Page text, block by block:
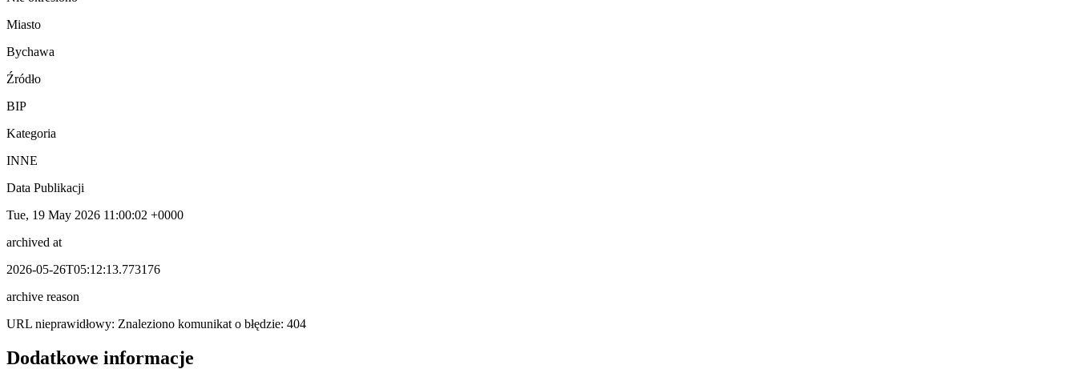
Miasto
Bychawa
Źródło
BIP
Kategoria
INNE
Data Publikacji
Tue, 19 May 2026 11:00:02 +0000
archived at
2026-05-26T05:12:13.773176
archive reason
URL nieprawidłowy: Znaleziono komunikat o błędzie: 404
Dodatkowe informacje